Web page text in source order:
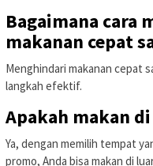
Bagaimana cara
makanan cepat
Menghindari makanan cepat
langkah efektif.
Apakah makan
Ya, dengan memilih tempat
promo, Anda bisa makan di